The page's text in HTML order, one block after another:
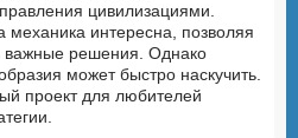
цивилизациями.
механика интересна, позволяя
важные решения. Однако
может быстро наскучить.
проект для любителей